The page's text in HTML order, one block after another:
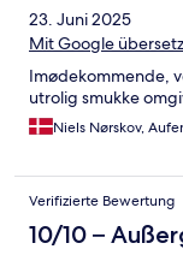
23. Juni 2025
Mit Google
Imødekommende,
utrolig smukke
Niels Nørskov,
Verifizierte Bewertung
10/10 –